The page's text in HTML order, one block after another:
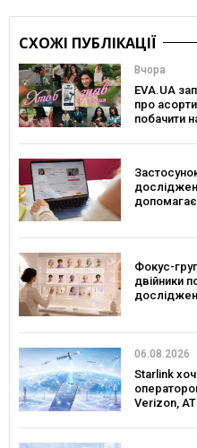
СХОЖІ ПУБЛІКАЦІЇ
Вчора
EVA.UA
про
побачити
Фокус-
двійники
06.08.2026
Starlink
Verizon,